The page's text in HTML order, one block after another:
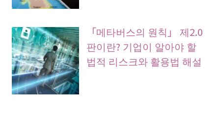
「메타버스의 원칙」 제2.0
판이란? 기업이 알아야 할
법적 리스크와 활용법 해설